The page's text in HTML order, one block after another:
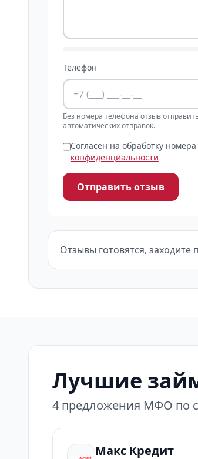
Телефон
Без номера телефона отзыв
автоматических отправок.
Согласен на обработку
конфиденциальности
Отправить отзыв
Отзывы готовятся, заходите
Лучшие
4 предложения МФО по
Макс Кредит